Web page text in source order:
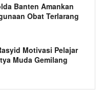
Banten Amankan
Obat Terlarang
Motivasi Pelajar
Muda Gemilang